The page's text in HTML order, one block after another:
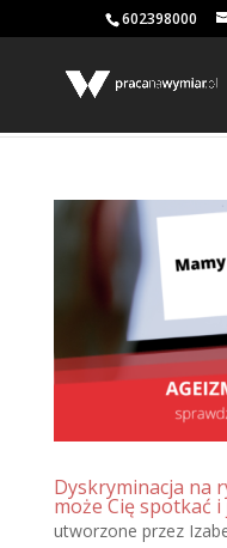
602398000
Dyskryminacja na
może Cię spotkać i
utworzone przez